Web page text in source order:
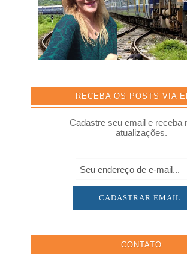
RECEBA OS POSTS VIA
Cadastre seu email e receba
atualizações.
CONTATO